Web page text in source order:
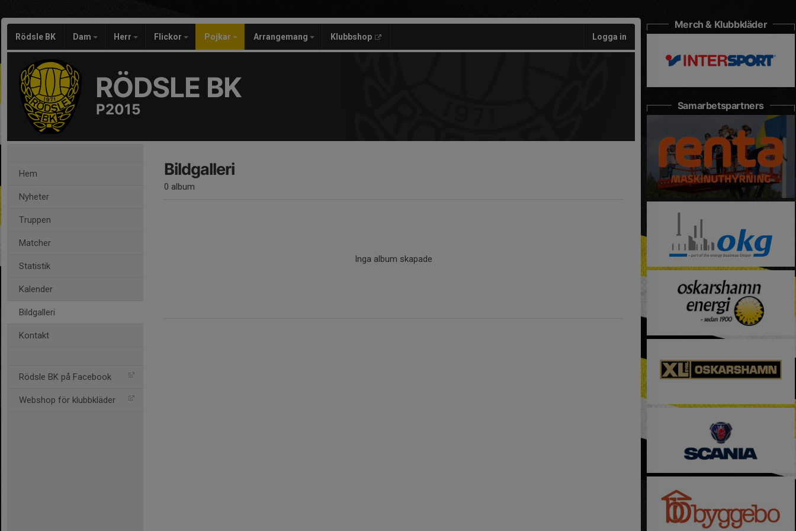
Rödsle BK Dam Herr Flickor Pojkar Arrangemang Klubbshop Logga in
RÖDSLE BK
P2015
Hem
Nyheter
Truppen
Matcher
Statistik
Kalender
Bildgalleri
Kontakt
Rödsle BK på Facebook
Webshop för klubbkläder
Bildgalleri
0 album
Inga album skapade
Merch & Klubbkläder
Samarbetspartners